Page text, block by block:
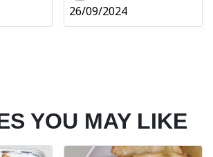
26/09/2024
YOU MAY LIKE